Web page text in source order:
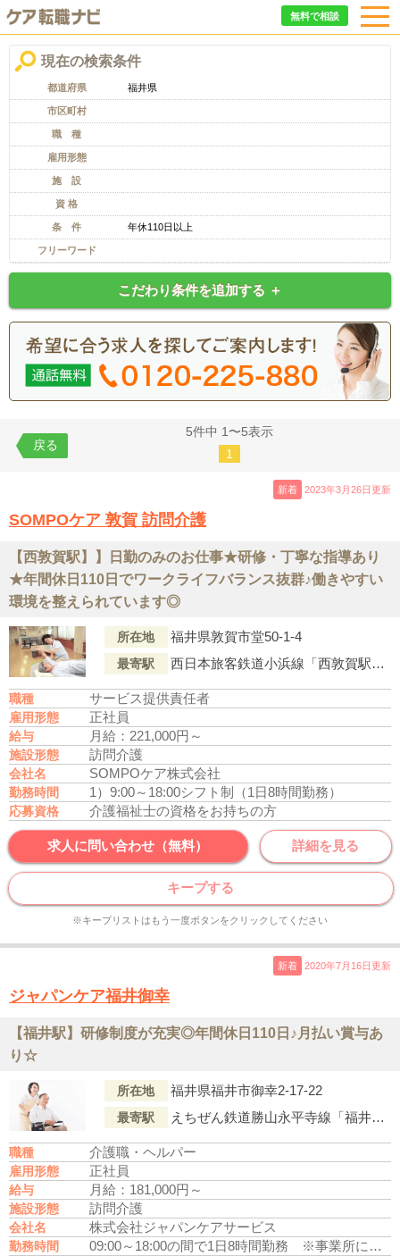
無料で相談
現在の検索条件
都道府県 福井県
市区町村
職 種
雇用形態
施 設
資 格
条 件 年休110日以上
フリーワード
こだわり条件を追加する ＋
5件中 1〜5表示
1
戻る
新着 2023年3月26日更新
SOMPOケア 敦賀 訪問介護
【西敦賀駅】】日勤のみのお仕事★研修・丁寧な指導あり
★年間休日110日でワークライフバランス抜群♪働きやすい
環境を整えられています◎
所在地 福井県敦賀市堂50-1-4
最寄駅 西日本旅客鉄道小浜線「西敦賀駅」より徒歩13分
職種 サービス提供責任者
雇用形態 正社員
給与 月給：221,000円～
施設形態 訪問介護
会社名 SOMPOケア株式会社
勤務時間 1）9:00～18:00シフト制（1日8時間勤務）
応募資格 介護福祉士の資格をお持ちの方
求人に問い合わせ（無料） 詳細を見る
キープする
※キープリストはもう一度ボタンをクリックしてください
新着 2020年7月16日更新
ジャパンケア福井御幸
【福井駅】研修制度が充実◎年間休日110日♪月払い賞与あ
り☆
所在地 福井県福井市御幸2-17-22
最寄駅 えちぜん鉄道勝山永平寺線「福井駅」より徒歩13分
職種 介護職・ヘルパー
雇用形態 正社員
給与 月給：181,000円～
施設形態 訪問介護
会社名 株式会社ジャパンケアサービス
勤務時間 09:00～18:00の間で1日8時間勤務 ※事業所により異なります。